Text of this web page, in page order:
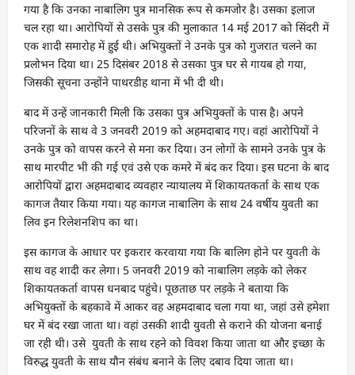
गया है कि उनका नाबालिग पुत्र मानसिक रूप से कमजोर है। उसका इलाज
चल रहा था। आरोपियों से उसके पुत्र की मुलाकात 14 मई 2017 को सिंदरी में
एक शादी समारोह में हुई थी। अभियुक्तों ने उनके पुत्र को गुजरात चलने का
प्रलोभन दिया था। 25 दिसंबर 2018 से उसका पुत्र घर से गायब हो गया,
जिसकी सूचना उन्होंने पाथरडीह थाना में भी दी थी।
बाद में उन्हें जानकारी मिली कि उसका पुत्र अभियुक्तों के पास है। अपने
परिजनों के साथ वे 3 जनवरी 2019 को अहमदाबाद गए। वहां आरोपियों ने
उनके पुत्र को वापस करने से मना कर दिया। उन लोगों के सामने उनके पुत्र के
साथ मारपीट भी की गई एवं उसे एक कमरे में बंद कर दिया। इस घटना के बाद
आरोपियों द्वारा अहमदाबाद व्यवहार न्यायालय में शिकायतकर्ता के साथ एक
कागज तैयार किया गया। यह कागज नाबालिग के साथ 24 वर्षीय युवती का
लिव इन रिलेशनशिप का था।
इस कागज के आधार पर इकरार करवाया गया कि बालिग होने पर युवती के
साथ वह शादी कर लेगा। 5 जनवरी 2019 को नाबालिग लड़के को लेकर
शिकायतकर्ता वापस धनबाद पहुंचे। पूछताछ पर लड़के ने बताया कि
अभियुक्तों के बहकावे में आकर वह अहमदाबाद चला गया था, जहां उसे हमेशा
घर में बंद रखा जाता था। वहां उसकी शादी युवती से कराने की योजना बनाई
जा रही थी। उसे युवती के साथ रहने को विवश किया जाता था और इच्छा के
विरुद्ध युवती के साथ यौन संबंध बनाने के लिए दबाव दिया जाता था।